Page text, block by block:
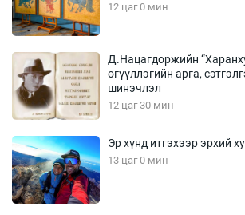
12 цаг 0 мин
Д.Нацагдоржийн
өгүүллэгийн арга,
шинэчлэл
12 цаг 30 мин
Эр хүнд итгэхээр эрхий
13 цаг 0 мин